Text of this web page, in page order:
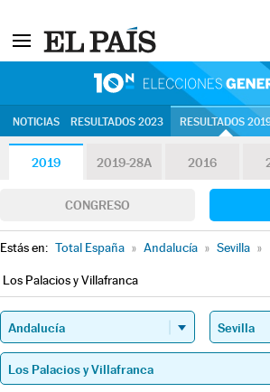
NOTICIAS RESULTADOS 2023 RESULTADOS
2019 2019-28A 2016
CONGRESO
Estás en: Total España » Andalucía » Sevilla »
Los Palacios y Villafranca